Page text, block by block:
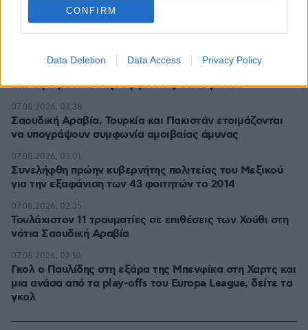
CONFIRM
Data Deletion Data Access Privacy Policy
«Έγκλημα πολέμου» ο ισραηλινός βομβαρδισμός που
σκότωσε δημοσιογράφο στον Λίβανο, καταγγέλλουν
τρεις ΜΚΟ
από τη Γερουσία στην Αργεντινή, δείτε βίντεο
07.08.2026, 04:13
Σαουδική Αραβία, Τουρκία και Πακιστάν ετοιμάζονται
να υπογράψουν συμφωνία αμοιβαίας άμυνας
07.08.2026, 03:38
Συνελήφθη πρώην κυβερνήτης πολιτείας του Μεξικού
για την εξαφάνιση των 43 φοιτητών το 2014
07.08.2026, 03:01
Τουλάχιστον 11 τραυματίες σε επιθέσεις των Χούθι στη
νότια Σαουδική Αραβία
07.08.2026, 02:35
Γκολ ο Παυλίδης στη εξάρα της Μπενφίκα στη Χαρτς και
μια ανάσα από τα play-offs του Europa League, δείτε τα
γκολ
07.08.2026, 02:10